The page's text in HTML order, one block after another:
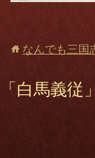
なんでも三国
「白馬義